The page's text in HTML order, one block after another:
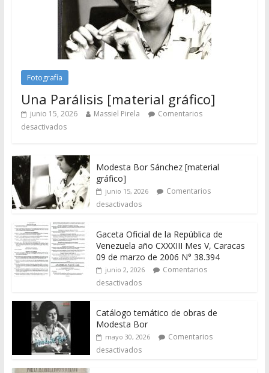
Fotografía
Una Parálisis [material gráfico]
junio 15, 2026 Massiel Pirela
Comentarios
desactivados
Modesta Bor Sánchez [material
gráfico]
junio 15, 2026
Comentarios
desactivados
Gaceta Oficial de la República de
Venezuela año CXXXIII Mes V, Caracas
09 de marzo de 2006 N° 38.394
junio 2, 2026
Comentarios
desactivados
Catálogo temático de obras de
Modesta Bor
mayo 30, 2026
Comentarios
desactivados